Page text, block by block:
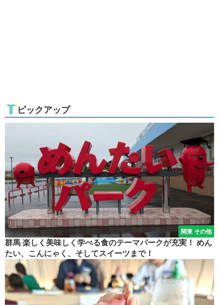
ピックアップ
関東 その他
群馬 楽しく美味しく学べる食のテーマパークが充実！ めん
たい、こんにゃく、そしてスイーツまで！